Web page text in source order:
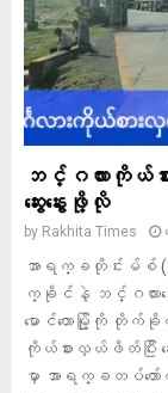
ဘင်္ဂလားကိုယ်
ဆွေးနွေးဖို့လို
by Rakhita Times
အာရက္ခတိုင်းမ်စ် (
က္ခိုင်နဲ့ ဘင်္ဂလာ
မောင်တောမြို့ကို တိုက်
ကိုယ်စားလှယ်ဖိတ်ပြီး
မှာ အာရက္ခတပ်တ